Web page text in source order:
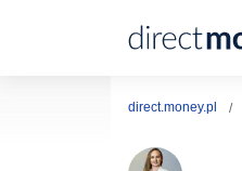
direct.money.pl